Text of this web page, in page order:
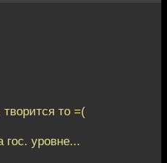
то =(
уровне...